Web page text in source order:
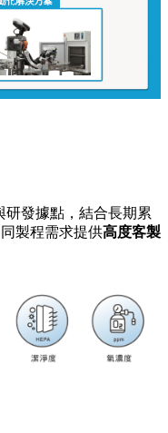
研發據點，結合長期累
製程需求提供高度客製